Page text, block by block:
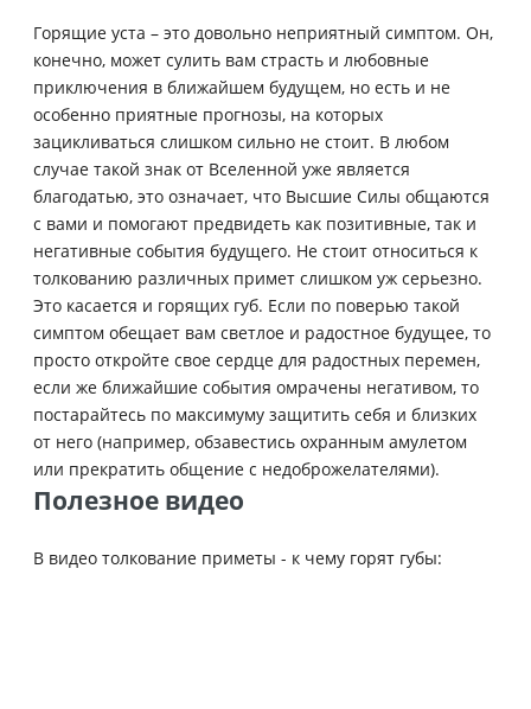
Горящие уста – это довольно неприятный симптом. Он,
конечно, может сулить вам страсть и любовные
приключения в ближайшем будущем, но есть и не
особенно приятные прогнозы, на которых
зацикливаться слишком сильно не стоит. В любом
случае такой знак от Вселенной уже является
благодатью, это означает, что Высшие Силы общаются
с вами и помогают предвидеть как позитивные, так и
негативные события будущего. Не стоит относиться к
толкованию различных примет слишком уж серьезно.
Это касается и горящих губ. Если по поверью такой
симптом обещает вам светлое и радостное будущее, то
просто откройте свое сердце для радостных перемен,
если же ближайшие события омрачены негативом, то
постарайтесь по максимуму защитить себя и близких
от него (например, обзавестись охранным амулетом
или прекратить общение с недоброжелателями).
Полезное видео
В видео толкование приметы - к чему горят губы: